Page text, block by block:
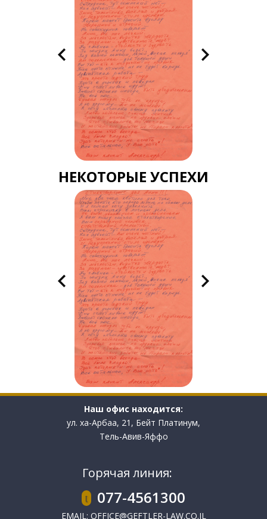
НЕКОТОРЫЕ УСПЕХИ
Наш офис находится:
ул. ха-Арбаа, 21, Бейт Платинум,
Тель-Авив-Яффо
Горячая линия:
077-4561300
EMAIL: OFFICE@GEFTLER-LAW.CO.IL